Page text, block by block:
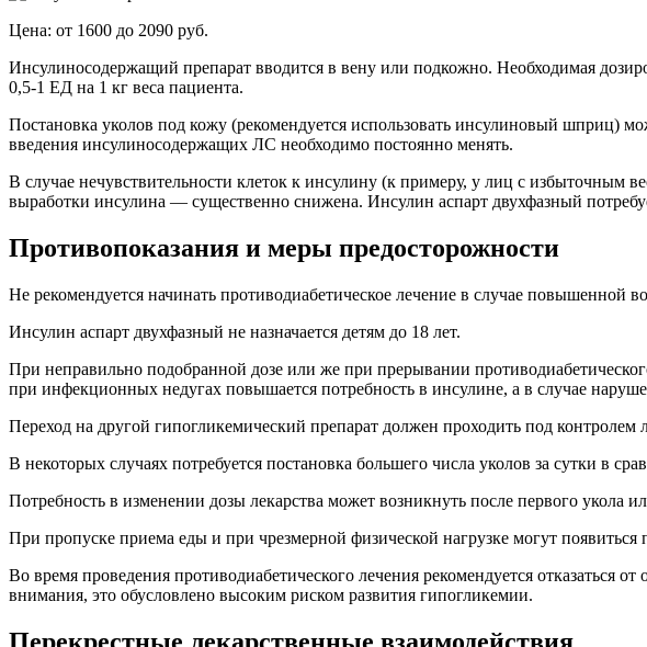
Цена: от 1600 до 2090 руб.
Инсулиносодержащий препарат вводится в вену или подкожно. Необходимая
0,5-1 ЕД на 1 кг веса пациента.
Постановка уколов под кожу (рекомендуется использовать инсулиновый шприц)
введения инсулиносодержащих ЛС необходимо постоянно менять.
В случае нечувствительности клеток к инсулину (к примеру, у лиц с избыточным
выработки инсулина — существенно снижена. Инсулин аспарт двухфазный
Противопоказания и меры предосторожности
Не рекомендуется начинать противодиабетическое лечение в случае
Инсулин аспарт двухфазный не назначается детям до 18 лет.
При неправильно подобранной дозе или же при прерывании
при инфекционных недугах повышается потребность в инсулине, а в случае
Переход на другой гипогликемический препарат должен проходить под контролем
В некоторых случаях потребуется постановка большего числа уколов за сутки в
Потребность в изменении дозы лекарства может возникнуть после первого укола
При пропуске приема еды и при чрезмерной физической нагрузке могут появиться
Во время проведения противодиабетического лечения рекомендуется отказаться
внимания, это обусловлено высоким риском развития гипогликемии.